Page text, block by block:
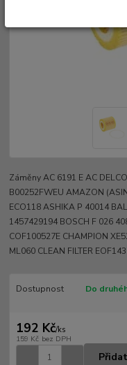
Záměny AC 6191 E AC
B00252FWEU AMAZON
ECO118 ASHIKA P 40014
1457429194 BOSCH F 026
COF100527E CHAMPION
ML060 CLEAN FILTER
Dostupnost Do
192 Kč/ks
159 Kč bez DPH